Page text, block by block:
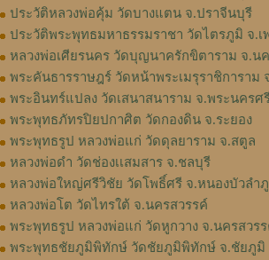
ประวัติหลวงพ่อคุ้ม วัดบางแตน จ.ปราจีนบุรี
ประวัติพระพุทธมหาธรรมราชา วัดไตรภูมิ จ.
หลวงพ่อเศียรนคร วัดบุญนาครักขิตาราม จ.น
พระคันธารราษฎร์ วัดหน้าพระเมรุราชิการาม
พระอินทร์แปลง วัดเสนาสนาราม จ.พระนครศ
พระพุทธภัทรปิยปกาศิต วัดกองดิน จ.ระยอง
พระพุทธรูป หลวงพ่อแก่ วัดดุลยาราม จ.สตูล
หลวงพ่อดำ วัดช่องเเสมสาร จ.ชลบุรี
หลวงพ่อใหญ่ศรีวิชัย วัดโพธิ์ศรี จ.หนองบัวลำภู
หลวงพ่อโต วัดไทรใต้ จ.นครสวรรค์
พระพุทธรูป หลวงพ่อแก่ วัดหูกวาง จ.นครสวร
พระพุทธชัยภูมิพิทักษ์ วัดชัยภูมิพิทักษ์ จ.ชัยภูมิ